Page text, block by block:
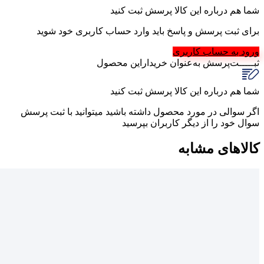
شما هم درباره این کالا پرسش ثبت کنید
برای ثبت پرسش و پاسخ باید وارد حساب کاربری خود شوید
ورود به حساب کاربری
ثبـــــت‌پرسشبه‌عنوان ‌خریدار‌این‌ محصول
شما هم درباره این کالا پرسش ثبت کنید
اگر سوالی در مورد محصول داشته باشید میتوانید با ثبت پرسش
سوال خود را از دیگر کاربران بپرسید
کالاهای مشابه